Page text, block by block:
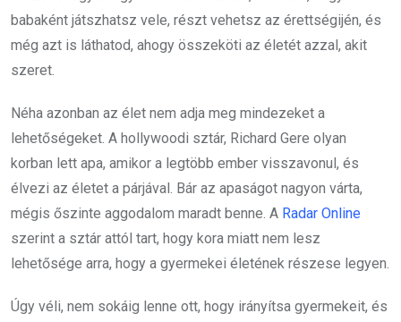
babaként játszhatsz vele, részt vehetsz az érettségijén, és
még azt is láthatod, ahogy összeköti az életét azzal, akit
szeret.
Néha azonban az élet nem adja meg mindezeket a
lehetőségeket. A hollywoodi sztár, Richard Gere olyan
korban lett apa, amikor a legtöbb ember visszavonul, és
élvezi az életet a párjával. Bár az apaságot nagyon várta,
mégis őszinte aggodalom maradt benne. A Radar Online
szerint a sztár attól tart, hogy kora miatt nem lesz
lehetősége arra, hogy a gyermekei életének részese legyen.
Úgy véli, nem sokáig lenne ott, hogy irányítsa gyermekeit, és